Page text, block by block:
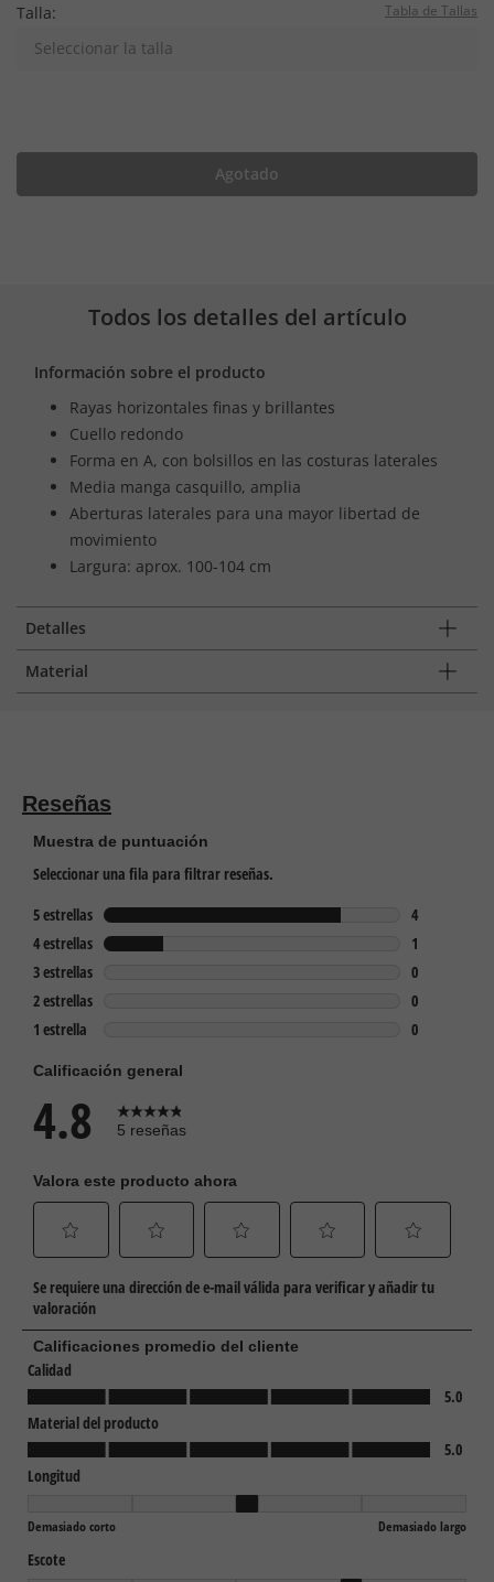
Talla: Tabla de Tallas
Seleccionar la talla
Agotado
Todos los detalles del artículo
Información sobre el producto
Rayas horizontales finas y brillantes
Cuello redondo
Forma en A, con bolsillos en las costuras laterales
Media manga casquillo, amplia
Aberturas laterales para una mayor libertad de
movimiento
Largura: aprox. 100-104 cm
Detalles
Material